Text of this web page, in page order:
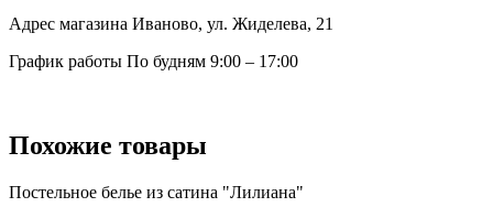
Адрес магазина Иваново, ул. Жиделева, 21
График работы По будням 9:00 – 17:00
Похожие товары
Постельное белье из сатина "Лилиана"